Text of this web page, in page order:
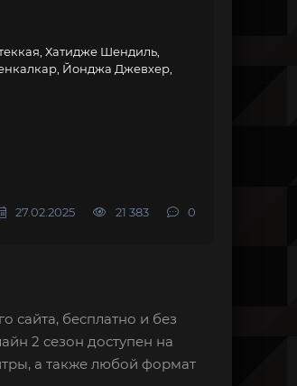
Хатидже Шендиль,
Йонджа Джевхер,
27.02.2025 21 383 0
сайта, бесплатно и без
2 сезон доступен на
а также любой формат